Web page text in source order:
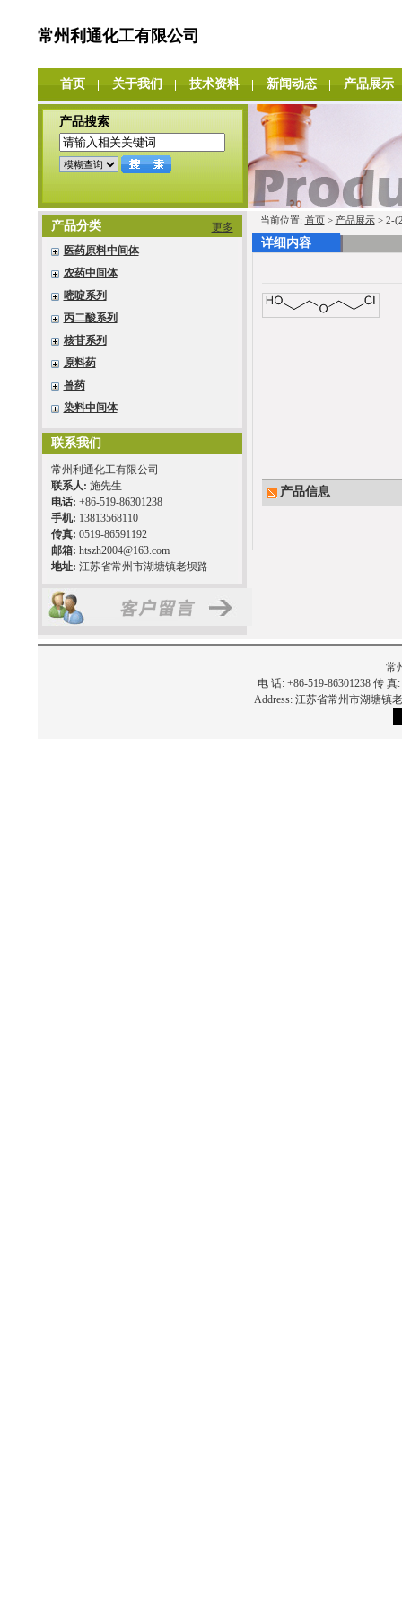
常州利通化工有限公司
首页 关于我们 技术资料 新闻动态 产品展示
产品搜索
产品分类
更多
医药原料中间体
农药中间体
嘧啶系列
丙二酸系列
核苷系列
原料药
兽药
染料中间体
联系我们
常州利通化工有限公司
联系人: 施先生
电话: +86-519-86301238
手机: 13813568110
传真: 0519-86591192
邮箱: htszh2004@163.com
地址: 江苏省常州市湖塘镇老坝路
当前位置: 首页> 产品展示> 2-
详细内容
产品信息
常
电 话: +86-519-86301238 传 真
Address: 江苏省常州市湖塘镇